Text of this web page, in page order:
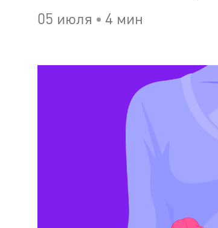
05 июля 4 мин